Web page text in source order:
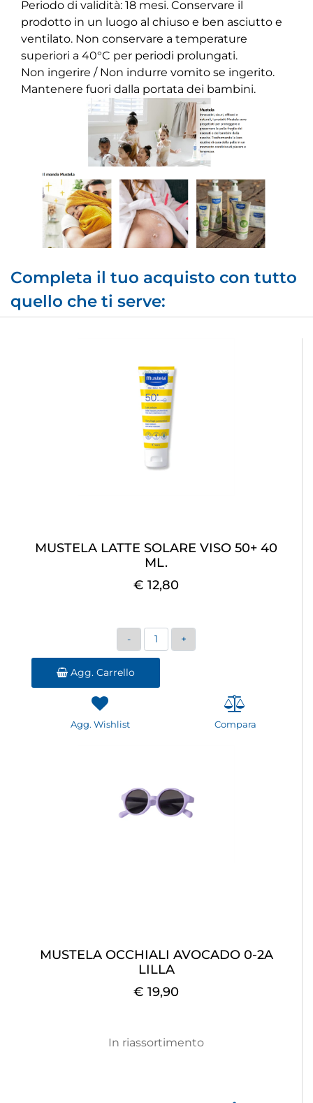
Periodo di validità: 18 mesi. Conservare il
prodotto in un luogo al chiuso e ben asciutto e
ventilato. Non conservare a temperature
superiori a 40°C per periodi prolungati.
Non ingerire / Non indurre vomito se ingerito.
Mantenere fuori dalla portata dei bambini.
Completa il tuo acquisto con tutto
quello che ti serve:
MUSTELA LATTE SOLARE VISO 50+ 40
ML.
€ 12,80
Quantità
Agg. Carrello
Agg. Wishlist Compara
MUSTELA OCCHIALI AVOCADO 0-2A
LILLA
€ 19,90
In riassortimento